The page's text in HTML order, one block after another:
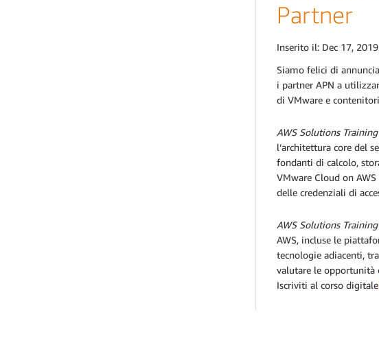
Partner
Inserito il: Dec 17, 2019
Siamo felici di
i partner APN a
di VMware e
AWS Solutions
l’architettura core del
fondanti di calcolo,
VMware Cloud on
delle credenziali di
AWS Solutions
AWS, incluse le
tecnologie adiacenti,
valutare le opportunità
Iscriviti al corso digitale